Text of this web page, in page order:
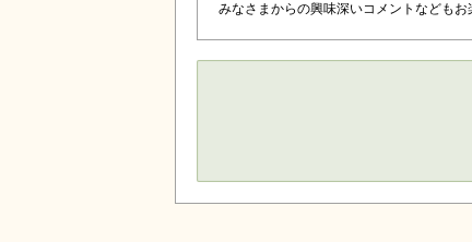
みなさまからの興味深いコメントなどもお